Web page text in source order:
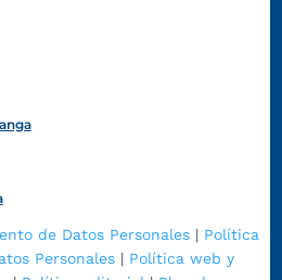
de Datos Personales| Política
Personales | Política web y